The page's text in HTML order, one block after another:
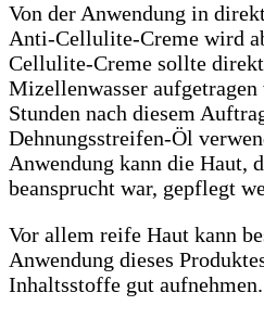
Von der Anwendung in
Anti-Cellulite-Creme wird
Cellulite-Creme sollte direkt
Mizellenwasser aufgetragen
Stunden nach diesem
Dehnungsstreifen-Öl
Anwendung kann die Haut,
beansprucht war, gepflegt
Vor allem reife Haut kann
Anwendung dieses
Inhaltsstoffe gut aufnehmen.